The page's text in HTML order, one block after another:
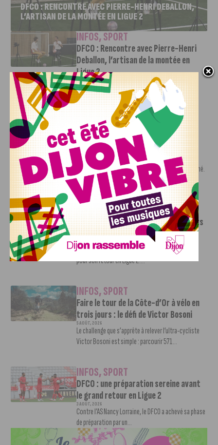
DFCO : RENCONTRE AVEC PIERRE-HENRI DEBALLON,
L’ARTISAN DE LA MONTÉE EN LIGUE 2
INFOS,SPORT
DFCO : Rencontre avec Pierre-Henri
Deballon, l’artisan de la montée en
Ligue 2
7 AOÛT, 2026
Le DFCO est de retour en Ligue 2 après trois ans
d’absence. La saison...
INFOS,SPORT
Nouvelle arrivée à la JDA Basket,
Shevon Thompson est dijonnais
7 AOÛT, 2026
Le mercato estival de la JDA n’est pas encore terminé.
Une nouvelle recrue vient...
INFOS ,SPORT
Le DFCO dévoile ses nouveaux maillots
pour la saison 2026-2027
6 AOÛT, 2026
Le club dijonnais a présenté ses nouveaux maillots
pour son retour en Ligue 2....
INFOS,SPORT
Faire le tour de la Côte-d’Or à vélo en
trois jours : le défi de Victor Bosoni
5 AOÛT, 2026
Le challenge que s’apprête à relever l’ultra-cycliste
Victor Bosoni est simple : parcourir 571...
INFOS,SPORT
DFCO : une préparation sereine avant
le grand retour en Ligue 2
3 AOÛT, 2026
Contre l’AS Nancy Lorraine, le DFCO a achevé sa phase
de préparation par un...